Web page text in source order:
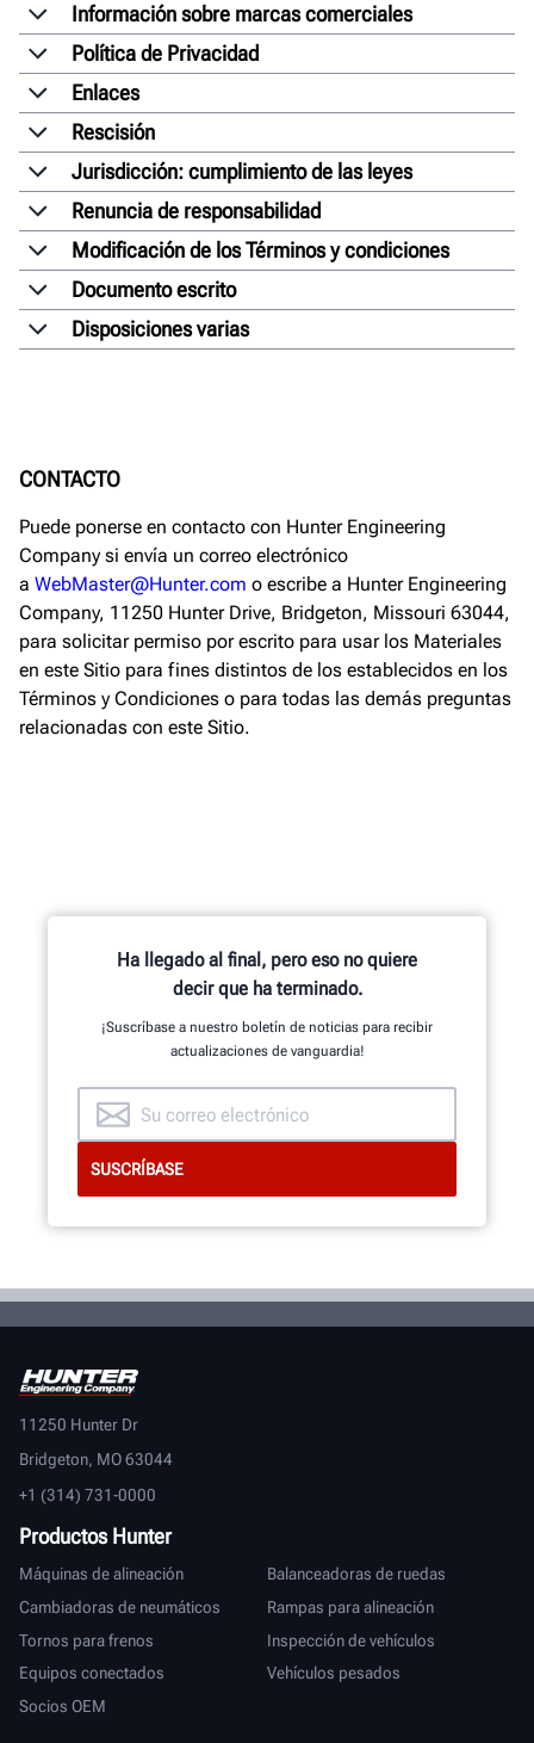
Información sobre marcas comerciales
Política de Privacidad
Enlaces
Rescisión
Jurisdicción: cumplimiento de las leyes
Renuncia de responsabilidad
Modificación de los Términos y condiciones
Documento escrito
Disposiciones varias
CONTACTO
Puede ponerse en contacto con Hunter Engineering
Company si envía un correo electrónico
a WebMaster@Hunter.com o escribe a Hunter Engineering
Company, 11250 Hunter Drive, Bridgeton, Missouri 63044,
para solicitar permiso por escrito para usar los Materiales
en este Sitio para fines distintos de los establecidos en los
Términos y Condiciones o para todas las demás preguntas
relacionadas con este Sitio.
Ha llegado al final, pero eso no quiere
decir que ha terminado.
¡Suscríbase a nuestro boletín de noticias para recibir
actualizaciones de vanguardia!
11250 Hunter Dr
Bridgeton, MO 63044
+1 (314) 731-0000
Productos Hunter
Máquinas de alineación
Balanceadoras de ruedas
Cambiadoras de neumáticos
Rampas para alineación
Tornos para frenos
Inspección de vehículos
Equipos conectados
Vehículos pesados
Socios OEM